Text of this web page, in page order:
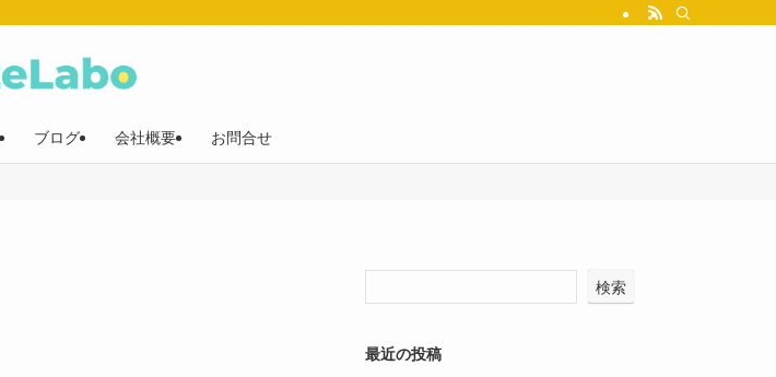
ブログ 会社概要 お問合せ
検索
最近の投稿